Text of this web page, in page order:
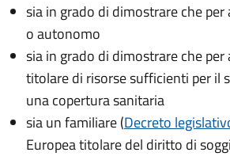
sia in grado di dimostrare che
o autonomo
sia in grado di dimostrare che
titolare di risorse sufficienti per il
una copertura sanitaria
sia un familiare (Decreto
Europea titolare del diritto di